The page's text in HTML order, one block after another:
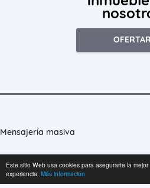
Este sitio Web usa cookies para asegurarte la mejor
experiencia. Más información
OFERTAR
Mensajería masiva